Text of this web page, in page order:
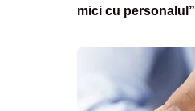
mici cu personalul”